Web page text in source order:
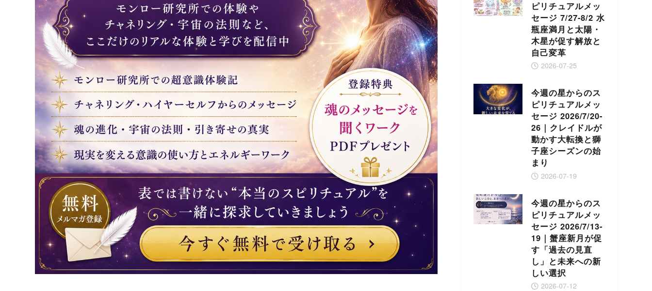
ピリチュアルメッ
セージ 7/27-8/2 水
瓶座満月と太陽・
木星が促す解放と
自己変革
2026-07-25
今週の星からのス
ピリチュアルメッ
セージ 2026/7/20-
26｜クレイドルが
動かす大転換と獅
子座シーズンの始
まり
2026-07-19
今週の星からのス
ピリチュアルメッ
セージ 2026/7/13-
19｜蟹座新月が促
す「過去の見直
し」と未来への新
しい選択
2026-07-12